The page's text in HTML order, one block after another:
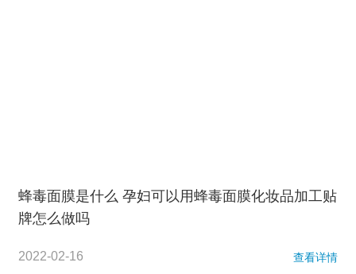
蜂毒面膜是什么 孕妇可以用蜂毒面膜化妆品加工贴
牌怎么做吗
2022-02-16 查看详情